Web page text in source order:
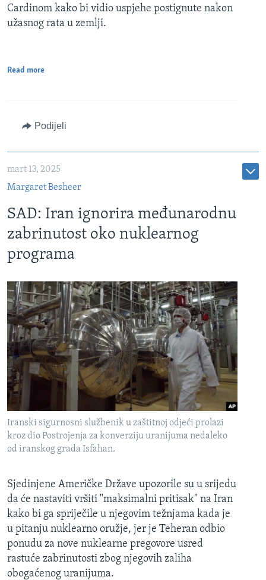
Cardinom kako bi vidio uspjehe postignute nakon
užasnog rata u zemlji.
Read more
Podijeli
mart 13, 2025
Margaret Besheer
SAD: Iran ignorira međunarodnu
zabrinutost oko nuklearnog
programa
Iranski sigurnosni službenik u zaštitnoj odjeći prolazi
kroz dio Postrojenja za konverziju uranijuma nedaleko
od iranskog grada Isfahan.
Sjedinjene Američke Države upozorile su u srijedu
da će nastaviti vršiti "maksimalni pritisak" na Iran
kako bi ga spriječile u njegovim težnjama kada je
u pitanju nuklearno oružje, jer je Teheran odbio
ponudu za nove nuklearne pregovore usred
rastuće zabrinutosti zbog njegovih zaliha
obogaćenog uranijuma.